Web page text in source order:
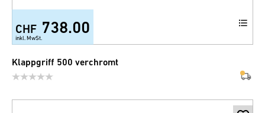
CHF 738.00
inkl. MwSt.
Klappgriff 500 verchromt